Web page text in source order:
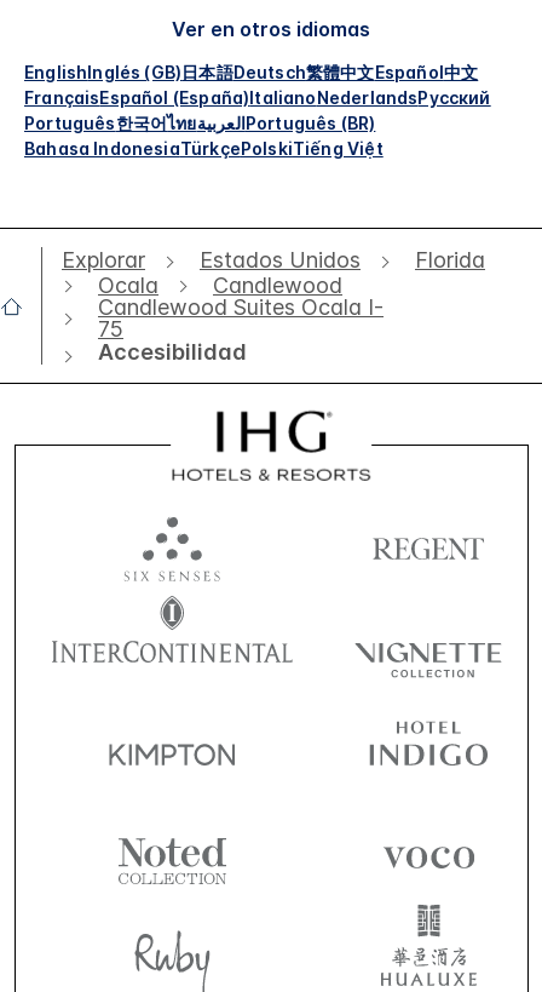
Ver en otros idiomas
EnglishInglés (GB)日本語Deutsch繁體中文Español中文
FrançaisEspañol (España)ItalianoNederlandsРусский
Português한국어ไทยالعربيةPortuguês (BR)
Bahasa IndonesiaTürkçePolskiTiếng Việt
Explorar Estados Unidos
Florida
Ocala
Candlewood
Candlewood Suites Ocala I-
75
Accesibilidad